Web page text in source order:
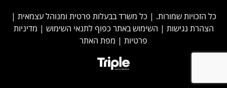
כל הזכויות שמורות. | כל משרד בבעלות פרטית ומנוהל עצמאית |
הצהרת נגישות | השימוש באתר כפוף לתנאי השימוש | מדיניות
פרטיות | מפת האתר